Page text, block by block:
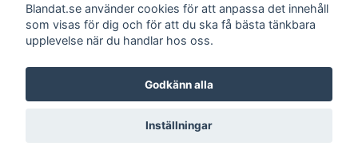
Köpvillkor
© 2026 Blandat.se
Blandat.se använder cookies för att anpassa det innehåll
som visas för dig och för att du ska få bästa tänkbara
upplevelse när du handlar hos oss.
Godkänn alla
Inställningar